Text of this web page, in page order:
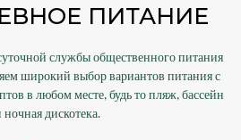
ПИТАНИЕ
службы общественного питания
широкий выбор вариантов питания с
в любом месте, будь то пляж, бассейн
дискотека.